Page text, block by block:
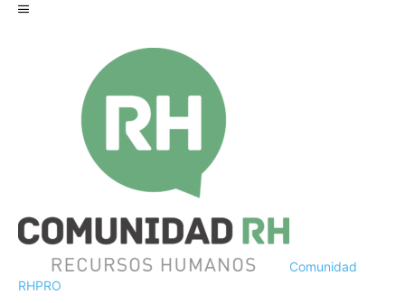
Comunidad
RHPRO